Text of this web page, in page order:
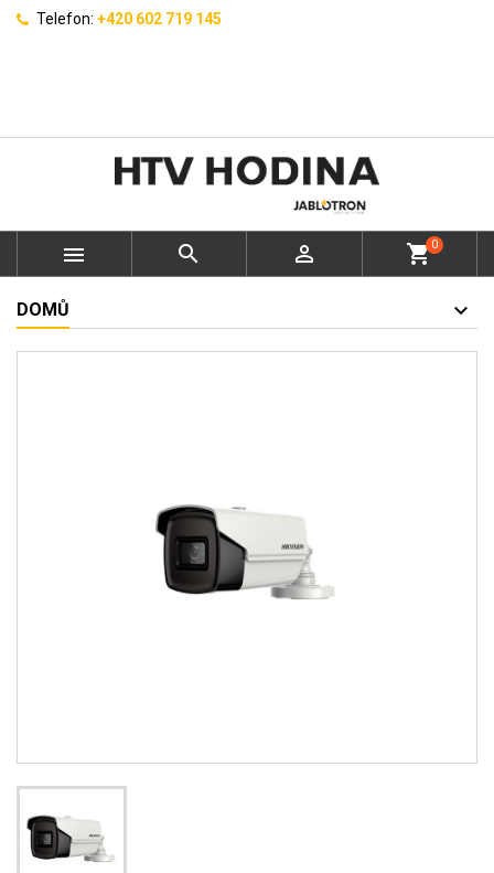
Telefon: +420 602 719 145
   shopping_cart0
DOMŮ